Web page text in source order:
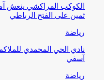
الكوكب المراكشي ينعش
ثمين على الفتح الرباطي
رياضة
نادي الحي المحمدي
آسفي
رياضة